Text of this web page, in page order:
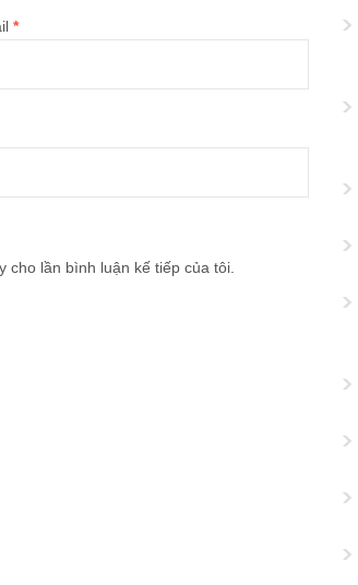
*
lần bình luận kế tiếp của tôi.